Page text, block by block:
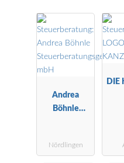
Andrea
Böhnle
ft mbH
Nördlingen
DIE